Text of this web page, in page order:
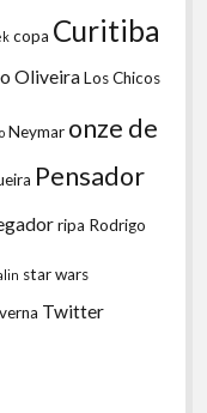
copa Curitiba
OliveiraLos Chicos
Neymar onze de
Pensador
ripa Rodrigo
star wars
Twitter